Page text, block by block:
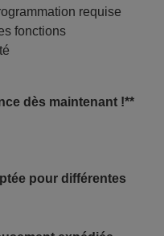
requise
fonctions
dès maintenant !**
pour différentes